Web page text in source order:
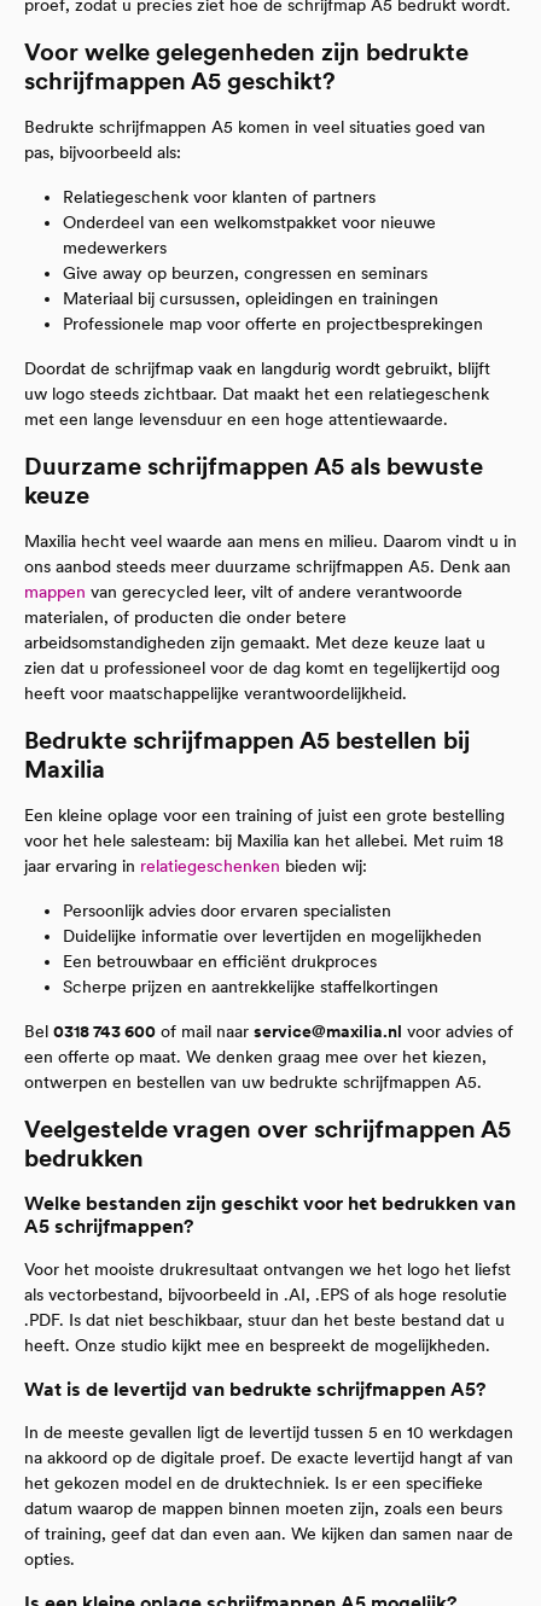
proef, zodat u precies ziet hoe de schrijfmap A5 bedrukt wordt.
Voor welke gelegenheden zijn bedrukte
schrijfmappen A5 geschikt?
Bedrukte schrijfmappen A5 komen in veel situaties goed van
pas, bijvoorbeeld als:
Relatiegeschenk voor klanten of partners
Onderdeel van een welkomstpakket voor nieuwe
medewerkers
Give away op beurzen, congressen en seminars
Materiaal bij cursussen, opleidingen en trainingen
Professionele map voor offerte en projectbesprekingen
Doordat de schrijfmap vaak en langdurig wordt gebruikt, blijft
uw logo steeds zichtbaar. Dat maakt het een relatiegeschenk
met een lange levensduur en een hoge attentiewaarde.
Duurzame schrijfmappen A5 als bewuste
keuze
Maxilia hecht veel waarde aan mens en milieu. Daarom vindt u in
ons aanbod steeds meer duurzame schrijfmappen A5. Denk aan
mappen van gerecycled leer, vilt of andere verantwoorde
materialen, of producten die onder betere
arbeidsomstandigheden zijn gemaakt. Met deze keuze laat u
zien dat u professioneel voor de dag komt en tegelijkertijd oog
heeft voor maatschappelijke verantwoordelijkheid.
Bedrukte schrijfmappen A5 bestellen bij
Maxilia
Een kleine oplage voor een training of juist een grote bestelling
voor het hele salesteam: bij Maxilia kan het allebei. Met ruim 18
jaar ervaring in relatiegeschenken bieden wij:
Persoonlijk advies door ervaren specialisten
Duidelijke informatie over levertijden en mogelijkheden
Een betrouwbaar en efficiënt drukproces
Scherpe prijzen en aantrekkelijke staffelkortingen
Bel 0318 743 600 of mail naar service@maxilia.nl voor advies of
een offerte op maat. We denken graag mee over het kiezen,
ontwerpen en bestellen van uw bedrukte schrijfmappen A5.
Veelgestelde vragen over schrijfmappen A5
bedrukken
Welke bestanden zijn geschikt voor het bedrukken van
A5 schrijfmappen?
Voor het mooiste drukresultaat ontvangen we het logo het liefst
als vectorbestand, bijvoorbeeld in .AI, .EPS of als hoge resolutie
.PDF. Is dat niet beschikbaar, stuur dan het beste bestand dat u
heeft. Onze studio kijkt mee en bespreekt de mogelijkheden.
Wat is de levertijd van bedrukte schrijfmappen A5?
In de meeste gevallen ligt de levertijd tussen 5 en 10 werkdagen
na akkoord op de digitale proef. De exacte levertijd hangt af van
het gekozen model en de druktechniek. Is er een specifieke
datum waarop de mappen binnen moeten zijn, zoals een beurs
of training, geef dat dan even aan. We kijken dan samen naar de
opties.